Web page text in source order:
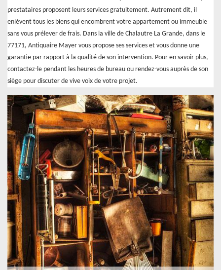
prestataires proposent leurs services gratuitement. Autrement dit, il
enlèvent tous les biens qui encombrent votre appartement ou immeuble
sans vous prélever de frais. Dans la ville de Chalautre La Grande, dans le
77171, Antiquaire Mayer vous propose ses services et vous donne une
garantie par rapport à la qualité de son intervention. Pour en savoir plus,
contactez-le pendant les heures de bureau ou rendez-vous auprès de son
siège pour discuter de vive voix de votre projet.